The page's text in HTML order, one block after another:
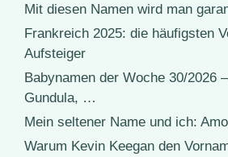
Mit diesen Namen wird man
Frankreich 2025: die häufigsten
Aufsteiger
Babynamen der Woche 30/2026
Gundula, …
Mein seltener Name und ich:
Warum Kevin Keegan den